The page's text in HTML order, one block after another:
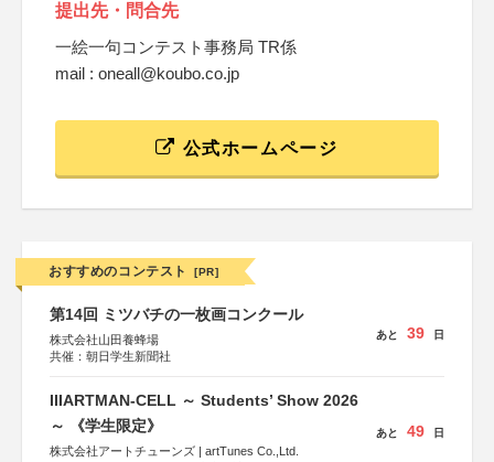
提出先・問合先
一絵一句コンテスト事務局 TR係
mail : oneall@koubo.co.jp
公式ホームページ
おすすめのコンテスト [PR]
第14回 ミツバチの一枚画コンクール
株式会社山田養蜂場
共催：朝日学生新聞社
あと 39 日
IIIARTMAN-CELL ～ Students’ Show 2026
～ 《学生限定》
株式会社アートチューンズ | artTunes Co.,Ltd.
あと 49 日